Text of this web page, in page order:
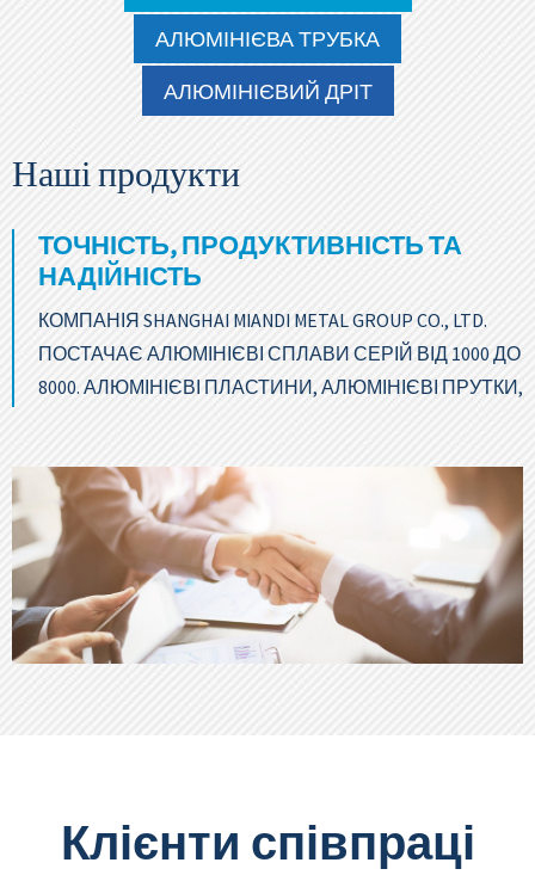
АЛЮМІНІЄВА ТРУБКА
АЛЮМІНІЄВИЙ ДРІТ
Наші продукти
ТОЧНІСТЬ, ПРОДУКТИВНІСТЬ ТА
НАДІЙНІСТЬ
КОМПАНІЯ SHANGHAI MIANDI METAL GROUP CO., LTD.
ПОСТАЧАЄ АЛЮМІНІЄВІ СПЛАВИ СЕРІЙ ВІД 1000 ДО
8000. АЛЮМІНІЄВІ ПЛАСТИНИ, АЛЮМІНІЄВІ ПРУТКИ,
Клієнти співпраці